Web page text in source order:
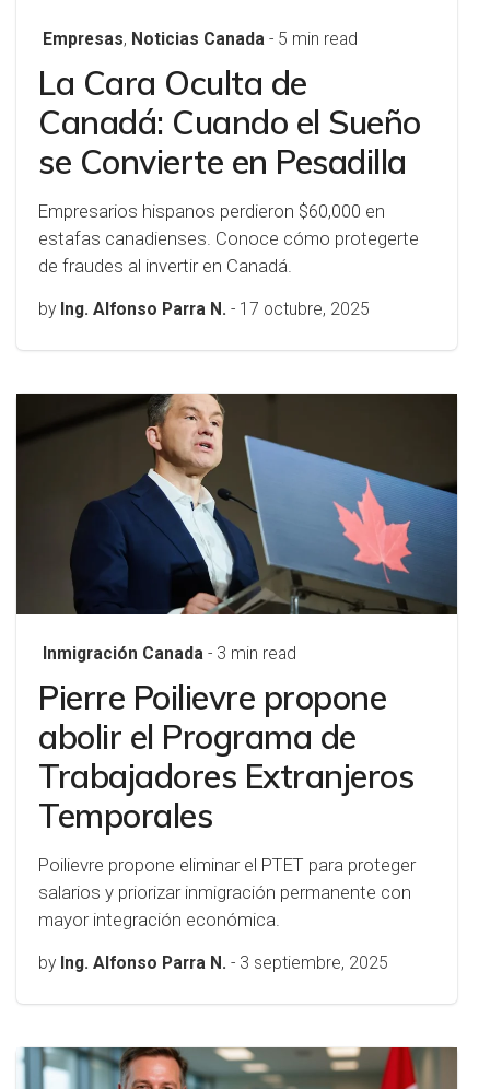
Empresas, Noticias Canada - 5 min read
La Cara Oculta de
Canadá: Cuando el Sueño
se Convierte en Pesadilla
Empresarios hispanos perdieron $60,000 en
estafas canadienses. Conoce cómo protegerte
de fraudes al invertir en Canadá.
by Ing. Alfonso Parra N. - 17 octubre, 2025
Inmigración Canada - 3 min read
Pierre Poilievre propone
abolir el Programa de
Trabajadores Extranjeros
Temporales
Poilievre propone eliminar el PTET para proteger
salarios y priorizar inmigración permanente con
mayor integración económica.
by Ing. Alfonso Parra N. - 3 septiembre, 2025